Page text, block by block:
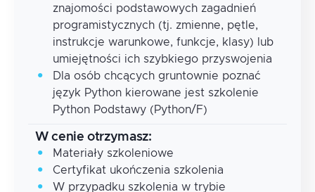
znajomości podstawowych zagadnień
programistycznych (tj. zmienne, pętle,
instrukcje warunkowe, funkcje, klasy) lub
umiejętności ich szybkiego przyswojenia
Dla osób chcących gruntownie poznać
język Python kierowane jest szkolenie
Python Podstawy (Python/F)
W cenie otrzymasz:
Materiały szkoleniowe
Certyfikat ukończenia szkolenia
W przypadku szkolenia w trybie